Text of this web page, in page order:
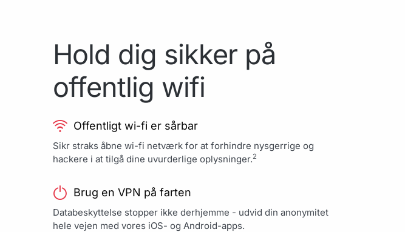
Hold dig sikker på
offentlig wifi
Offentligt wi-fi er sårbar
Sikr straks åbne wi-fi netværk for at forhindre nysgerrige og
hackere i at tilgå dine uvurderlige oplysninger.2
Brug en VPN på farten
Databeskyttelse stopper ikke derhjemme - udvid din anonymitet
hele vejen med vores iOS- og Android-apps.